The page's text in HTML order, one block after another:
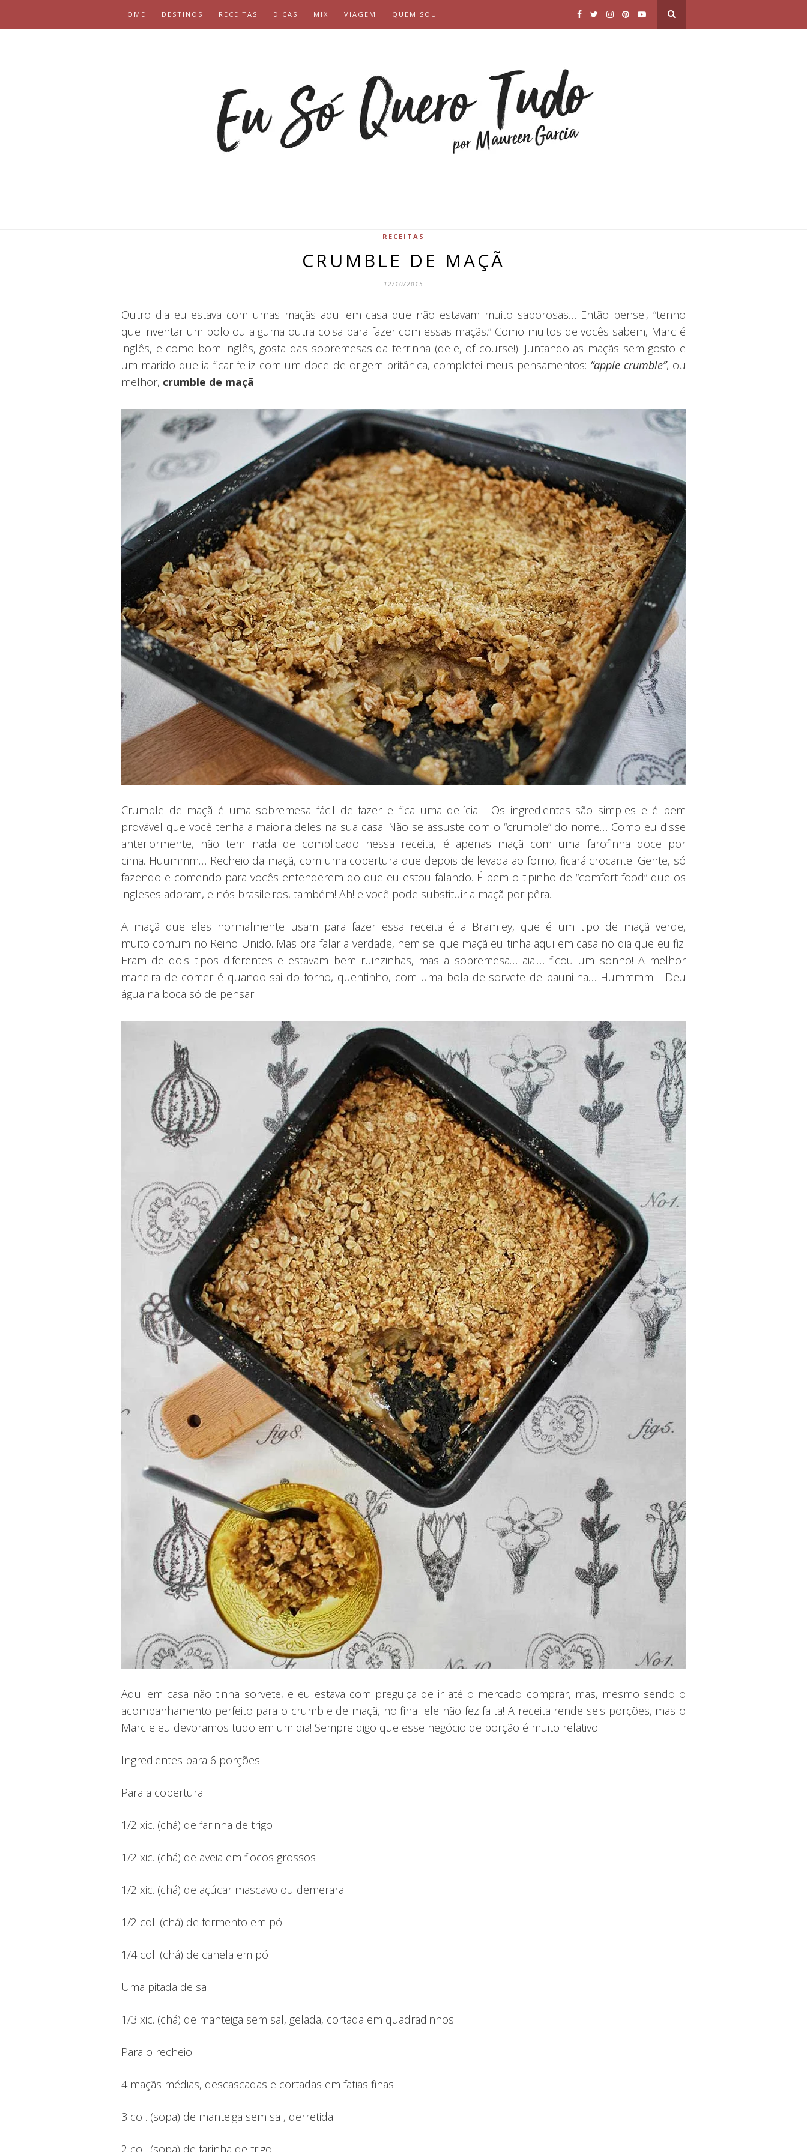
HOME DESTINOS RECEITAS DICAS MIX VIAGEM QUEM SOU
RECEITAS
CRUMBLE DE MAÇÃ
12/10/2015
Outro dia eu estava com umas maçãs aqui em casa que não estavam muito saborosas… Então pensei, “tenho
que inventar um bolo ou alguma outra coisa para fazer com essas maçãs.” Como muitos de vocês sabem, Marc é
inglês, e como bom inglês, gosta das sobremesas da terrinha (dele, of course!). Juntando as maçãs sem gosto e
um marido que ia ficar feliz com um doce de origem britânica, completei meus pensamentos: “apple crumble”, ou
melhor, crumble de maçã!
Crumble de maçã é uma sobremesa fácil de fazer e fica uma delícia… Os ingredientes são simples e é bem
provável que você tenha a maioria deles na sua casa. Não se assuste com o “crumble” do nome… Como eu disse
anteriormente, não tem nada de complicado nessa receita, é apenas maçã com uma farofinha doce por
cima. Huummm… Recheio da maçã, com uma cobertura que depois de levada ao forno, ficará crocante. Gente, só
fazendo e comendo para vocês entenderem do que eu estou falando. É bem o tipinho de “comfort food” que os
ingleses adoram, e nós brasileiros, também! Ah! e você pode substituir a maçã por pêra.
A maçã que eles normalmente usam para fazer essa receita é a Bramley, que é um tipo de maçã verde,
muito comum no Reino Unido. Mas pra falar a verdade, nem sei que maçã eu tinha aqui em casa no dia que eu fiz.
Eram de dois tipos diferentes e estavam bem ruinzinhas, mas a sobremesa… aiai… ficou um sonho! A melhor
maneira de comer é quando sai do forno, quentinho, com uma bola de sorvete de baunilha… Hummmm… Deu
água na boca só de pensar!
Aqui em casa não tinha sorvete, e eu estava com preguiça de ir até o mercado comprar, mas, mesmo sendo o
acompanhamento perfeito para o crumble de maçã, no final ele não fez falta! A receita rende seis porções, mas o
Marc e eu devoramos tudo em um dia! Sempre digo que esse negócio de porção é muito relativo.
Ingredientes para 6 porções:
Para a cobertura:
1/2 xic. (chá) de farinha de trigo
1/2 xic. (chá) de aveia em flocos grossos
1/2 xic. (chá) de açúcar mascavo ou demerara
1/2 col. (chá) de fermento em pó
1/4 col. (chá) de canela em pó
Uma pitada de sal
1/3 xic. (chá) de manteiga sem sal, gelada, cortada em quadradinhos
Para o recheio:
4 maçãs médias, descascadas e cortadas em fatias finas
3 col. (sopa) de manteiga sem sal, derretida
2 col. (sopa) de farinha de trigo